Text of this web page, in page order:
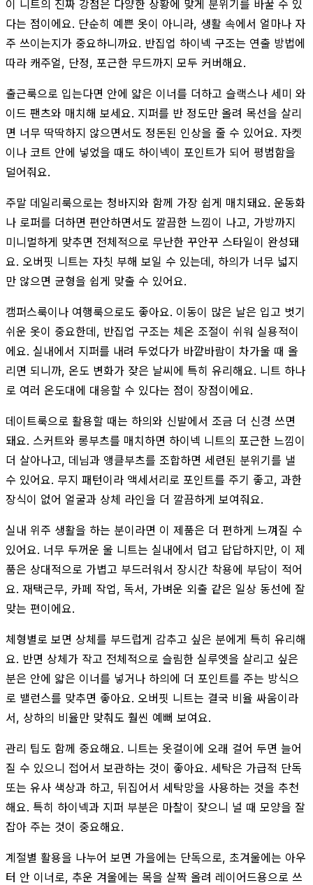
이 니트의 진짜 강점은 다양한 상황에 맞게 분위기를 바꿀 수 있
다는 점이에요. 단순히 예쁜 옷이 아니라, 생활 속에서 얼마나 자
주 쓰이는지가 중요하니까요. 반집업 하이넥 구조는 연출 방법에
따라 캐주얼, 단정, 포근한 무드까지 모두 커버해요.
출근룩으로 입는다면 안에 얇은 이너를 더하고 슬랙스나 세미 와
이드 팬츠와 매치해 보세요. 지퍼를 반 정도만 올려 목선을 살리
면 너무 딱딱하지 않으면서도 정돈된 인상을 줄 수 있어요. 자켓
이나 코트 안에 넣었을 때도 하이넥이 포인트가 되어 평범함을
덜어줘요.
주말 데일리룩으로는 청바지와 함께 가장 쉽게 매치돼요. 운동화
나 로퍼를 더하면 편안하면서도 깔끔한 느낌이 나고, 가방까지
미니멀하게 맞추면 전체적으로 무난한 꾸안꾸 스타일이 완성돼
요. 오버핏 니트는 자칫 부해 보일 수 있는데, 하의가 너무 넓지
만 않으면 균형을 쉽게 맞출 수 있어요.
캠퍼스룩이나 여행룩으로도 좋아요. 이동이 많은 날은 입고 벗기
쉬운 옷이 중요한데, 반집업 구조는 체온 조절이 쉬워 실용적이
에요. 실내에서 지퍼를 내려 두었다가 바깥바람이 차가울 때 올
리면 되니까, 온도 변화가 잦은 날씨에 특히 유리해요. 니트 하나
로 여러 온도대에 대응할 수 있다는 점이 장점이에요.
데이트룩으로 활용할 때는 하의와 신발에서 조금 더 신경 쓰면
돼요. 스커트와 롱부츠를 매치하면 하이넥 니트의 포근한 느낌이
더 살아나고, 데님과 앵클부츠를 조합하면 세련된 분위기를 낼
수 있어요. 무지 패턴이라 액세서리로 포인트를 주기 좋고, 과한
장식이 없어 얼굴과 상체 라인을 더 깔끔하게 보여줘요.
실내 위주 생활을 하는 분이라면 이 제품은 더 편하게 느껴질 수
있어요. 너무 두꺼운 울 니트는 실내에서 덥고 답답하지만, 이 제
품은 상대적으로 가볍고 부드러워서 장시간 착용에 부담이 적어
요. 재택근무, 카페 작업, 독서, 가벼운 외출 같은 일상 동선에 잘
맞는 편이에요.
체형별로 보면 상체를 부드럽게 감추고 싶은 분에게 특히 유리해
요. 반면 상체가 작고 전체적으로 슬림한 실루엣을 살리고 싶은
분은 안에 얇은 이너를 넣거나 하의에 더 포인트를 주는 방식으
로 밸런스를 맞추면 좋아요. 오버핏 니트는 결국 비율 싸움이라
서, 상하의 비율만 맞춰도 훨씬 예뻐 보여요.
관리 팁도 함께 중요해요. 니트는 옷걸이에 오래 걸어 두면 늘어
질 수 있으니 접어서 보관하는 것이 좋아요. 세탁은 가급적 단독
또는 유사 색상과 하고, 뒤집어서 세탁망을 사용하는 것을 추천
해요. 특히 하이넥과 지퍼 부분은 마찰이 잦으니 널 때 모양을 잘
잡아 주는 것이 중요해요.
계절별 활용을 나누어 보면 가을에는 단독으로, 초겨울에는 아우
터 안 이너로, 추운 겨울에는 목을 살짝 올려 레이어드용으로 쓰